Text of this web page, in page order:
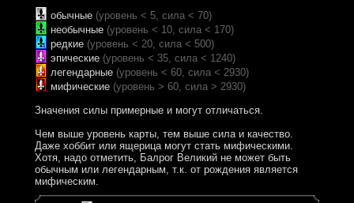
обычные (уровень < 5, сила < 70)
необычные (уровень < 10, сила < 170)
редкие (уровень < 20, сила < 500)
эпические (уровень < 35, сила < 1240)
легендарные (уровень < 60, сила < 2930)
мифические (уровень > 60, сила > 2930)
Значения силы примерные и могут отличаться.
Чем выше уровень карты, тем выше сила и качество.
Даже хоббит или ящерица могут стать мифическими.
Хотя, надо отметить, Балрог Великий не может быть
обычным или легендарным, т.к. от рождения является
мифическим.